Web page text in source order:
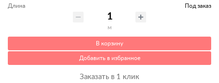
Длина
Под заказ
м
В корзину
Добавить в избранное
Заказать в 1 клик